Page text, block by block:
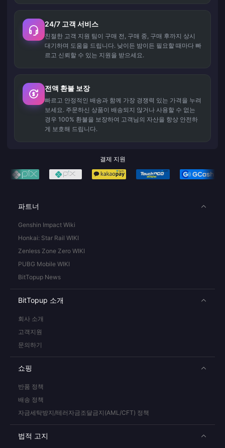
24/7 고객 서비스
친절한 고객 지원 팀이 구매 전, 구매 중, 구매 후까지 상시
대기하며 도움을 드립니다. 낮이든 밤이든 필요할 때마다 빠
르고 신뢰할 수 있는 지원을 받으세요.
전액 환불 보장
빠르고 안정적인 배송과 함께 가장 경쟁력 있는 가격을 누려
보세요. 주문하신 상품이 배송되지 않거나 사용할 수 없는
경우 100% 환불을 보장하여 고객님의 자산을 항상 안전하
게 보호해 드립니다.
결제 지원
파트너
Genshin Impact Wiki
Honkai: Star Rail WIKI
Zenless Zone Zero WIKI
PUBG Mobile WIKI
BitTopup News
BitTopup 소개
회사 소개
고객지원
문의하기
쇼핑
반품 정책
배송 정책
자금세탁방지/테러자금조달금지(AML/CFT) 정책
법적 고지